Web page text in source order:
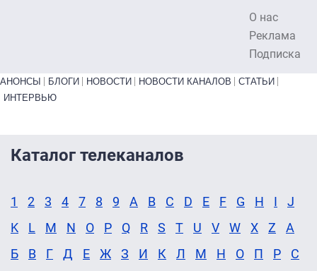
О нас
Реклама
Подписка
Primary links bottom
АНОНСЫ БЛОГИ НОВОСТИ НОВОСТИ КАНАЛОВ
СТАТЬИ
ИНТЕРВЬЮ
Каталог телеканалов
1 2 3 4 7 8 9 A B C D E F G H I
J
K
L M N O P Q R S T U V W X Z
А
Б
В Г Д Е Ж З И К Л М Н О П Р
С